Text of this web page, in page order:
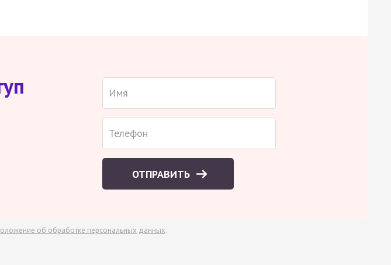
ОТПРАВИТЬ
об обработке персональных данных.